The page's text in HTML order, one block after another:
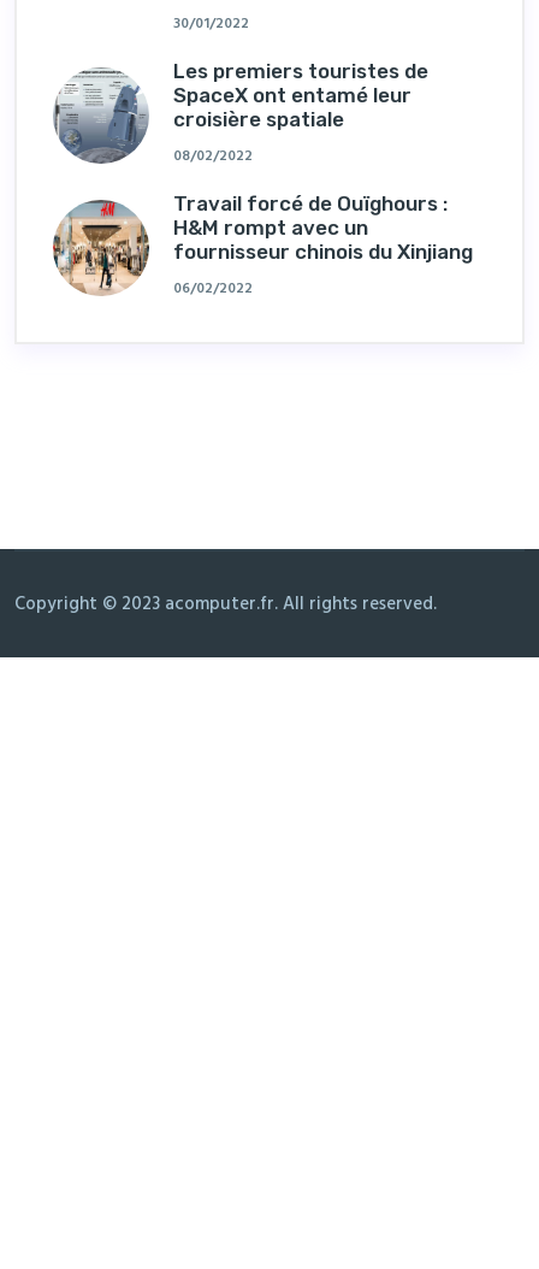
30/01/2022
Les premiers touristes de
SpaceX ont entamé leur
croisière spatiale
08/02/2022
Travail forcé de Ouïghours :
H&M rompt avec un
fournisseur chinois du Xinjiang
06/02/2022
Copyright © 2023 acomputer.fr. All rights reserved.